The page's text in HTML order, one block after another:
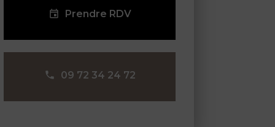
Prendre RDV
09 72 34 24 72